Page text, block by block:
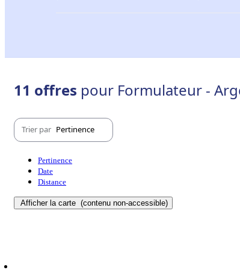
11 offres pour Formulateur -
Trier par Pertinence
Pertinence
Date
Distance
Afficher la carte (contenu non-accessible)